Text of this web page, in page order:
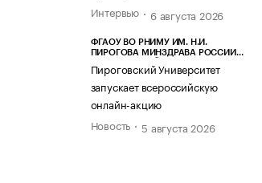
Интервью
6 августа 2026
ФГАОУ ВО РНИМУ ИМ. Н.И.
ПИРОГОВА МИНЗДРАВА РОССИИ
Пироговский Университет
запускает всероссийскую
онлайн-акцию
Новость
5 августа 2026